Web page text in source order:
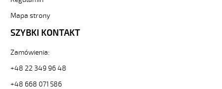
Mapa strony
SZYBKI KONTAKT
Zamówienia:
+48 22 349 96 48
+48 668 071 586